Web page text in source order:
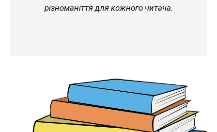
різноманіття для кожного читача.